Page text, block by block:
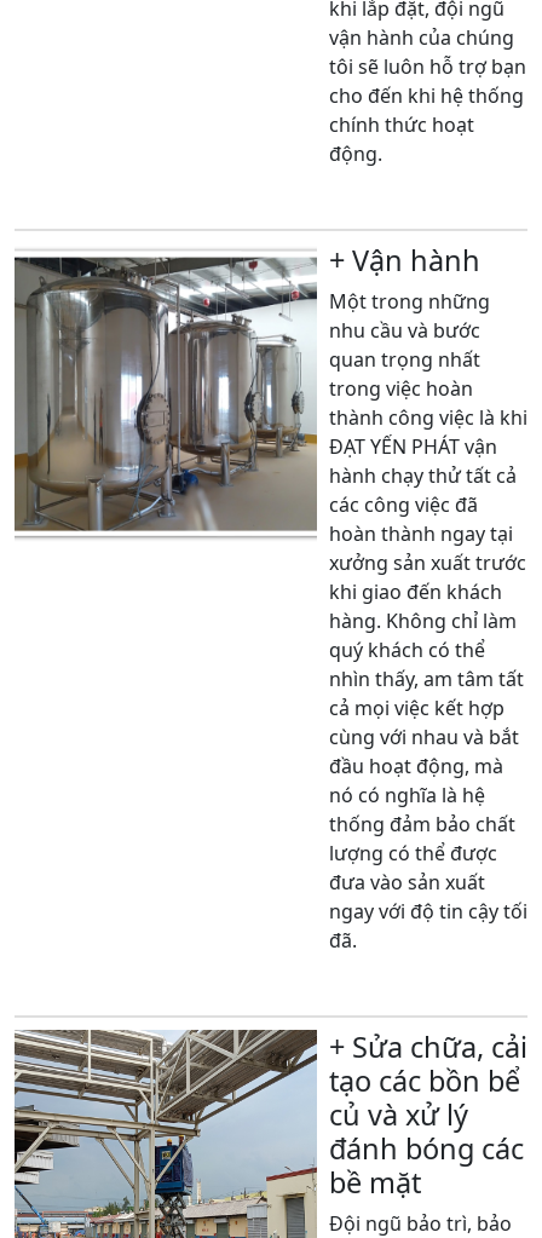
khi lắp đặt, đội ngũ
vận hành của chúng
tôi sẽ luôn hỗ trợ bạn
cho đến khi hệ thống
chính thức hoạt
động.
+ Vận hành
Một trong những
nhu cầu và bước
quan trọng nhất
trong việc hoàn
thành công việc là khi
ĐẠT YẾN PHÁT vận
hành chạy thử tất cả
các công việc đã
hoàn thành ngay tại
xưởng sản xuất trước
khi giao đến khách
hàng. Không chỉ làm
quý khách có thể
nhìn thấy, am tâm tất
cả mọi việc kết hợp
cùng với nhau và bắt
đầu hoạt động, mà
nó có nghĩa là hệ
thống đảm bảo chất
lượng có thể được
đưa vào sản xuất
ngay với độ tin cậy tối
đã.
+ Sửa chữa, cải
tạo các bồn bể
củ và xử lý
đánh bóng các
bề mặt
Đội ngũ bảo trì, bảo